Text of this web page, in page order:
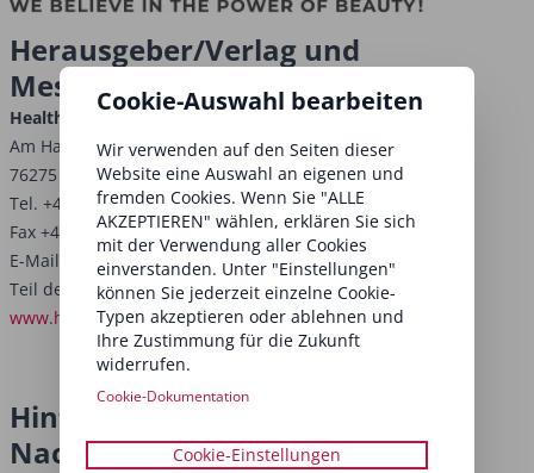
Herausgeber/Verlag und
Messeveranstalter
Health and Beauty Germany GmbH
Am Hardtwald 3
76275 Ettlingen, Deutschland
Tel. +49 7243 7278-0
Fax +49 7243 7278-227
E-Mail:
info@health-and-beauty.com
Teil der internationalen Health and Beauty Group
www.health-and-beauty.com
Hinterlasse uns hier deine
Nachricht
Cookie-Auswahl bearbeiten
Wir verwenden auf den Seiten dieser
Website eine Auswahl an eigenen und
fremden Cookies. Wenn Sie "ALLE
AKZEPTIEREN" wählen, erklären Sie sich
mit der Verwendung aller Cookies
einverstanden. Unter "Einstellungen"
können Sie jederzeit einzelne Cookie-
Typen akzeptieren oder ablehnen und
Ihre Zustimmung für die Zukunft
widerrufen.
Cookie-Dokumentation
Cookie-Einstellungen